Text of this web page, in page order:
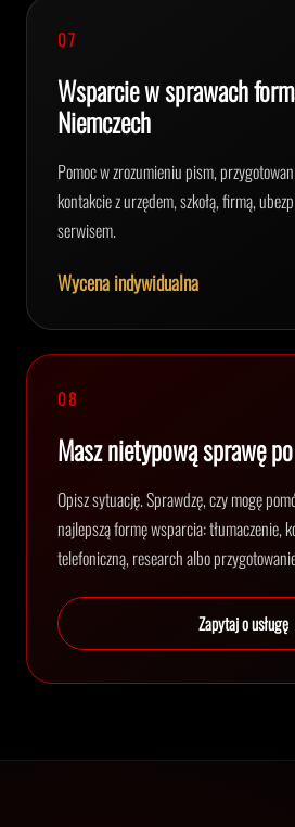
07
Wsparcie w sprawach
Niemczech
Pomoc w zrozumieniu pism,
kontakcie z urzędem, szkołą, firmą,
serwisem.
Wycena indywidualna
08
Masz nietypową sprawę
Opisz sytuację. Sprawdzę, czy mogę
najlepszą formę wsparcia: tłumaczenie,
telefoniczną, research albo
Zapytaj o usługę